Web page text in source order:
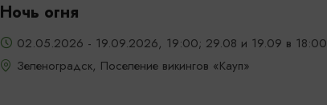
Ночь огня
02.05.2026 - 19.09.2026, 19:00; 29.08 и 19.09 в 18:00
Зеленоградск, Поселение викингов «Кауп»